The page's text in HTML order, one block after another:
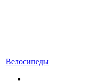
Велосипеды